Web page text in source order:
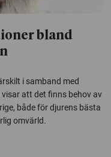
bland
i samband med
att det finns behov av
både för djurens bästa
omvärld.